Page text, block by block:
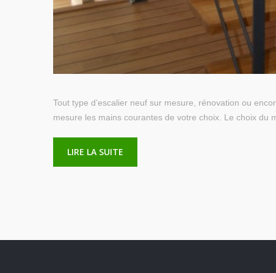
Tout type d’escalier neuf sur mesure, rénovation ou
mesure les mains courantes de votre choix. Le choix du
LIRE LA SUITE